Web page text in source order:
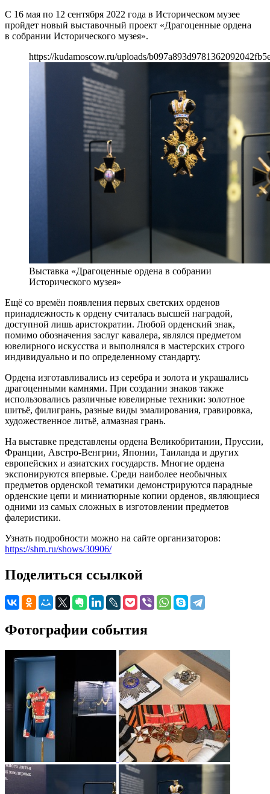
С 16 мая по 12 сентября 2022 года в Историческом музее
пройдет новый выставочный проект «Драгоценные ордена
в собрании Исторического музея».
https://kudamoscow.ru/uploads/
Выставка «Драгоценные ордена в собрании
Исторического музея»
Ещё со времён появления первых светских орденов
принадлежность к ордену считалась высшей наградой,
доступной лишь аристократии. Любой орденский знак,
помимо обозначения заслуг кавалера, являлся предметом
ювелирного искусства и выполнялся в мастерских строго
индивидуально и по определенному стандарту.
Ордена изготавливались из серебра и золота и украшались
драгоценными камнями. При создании знаков также
использовались различные ювелирные техники: золотное
шитьё, филигрань, разные виды эмалирования, гравировка,
художественное литьё, алмазная грань.
На выставке представлены ордена Великобритании, Пруссии,
Франции, Австро-Венгрии, Японии, Таиланда и других
европейских и азиатских государств. Многие ордена
экспонируются впервые. Среди наиболее необычных
предметов орденской тематики демонстрируются парадные
орденские цепи и миниатюрные копии орденов, являющиеся
одними из самых сложных в изготовлении предметов
фалеристики.
Узнать подробности можно на сайте организаторов:
https://shm.ru/shows/30906/
Поделиться ссылкой
Фотографии события